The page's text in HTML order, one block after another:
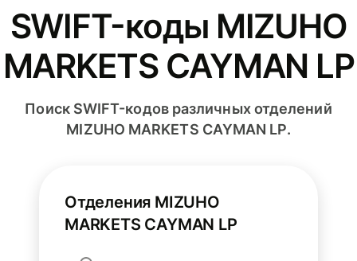
SWIFT-коды MIZUHO
MARKETS CAYMAN LP
Поиск SWIFT-кодов различных отделений
MIZUHO MARKETS CAYMAN LP.
Отделения MIZUHO
MARKETS CAYMAN LP